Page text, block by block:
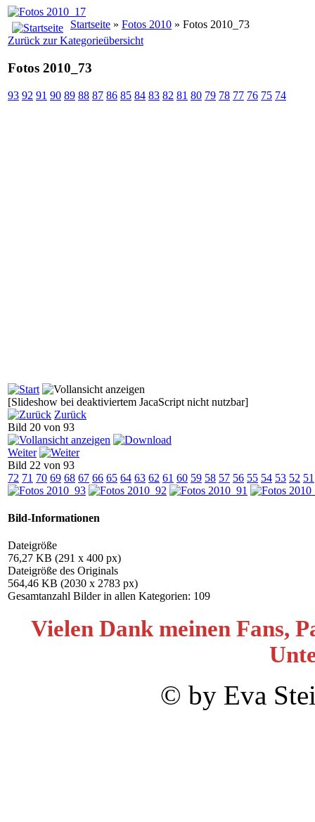
Startseite » Fotos 2010 » Fotos 2010_73
Zurück zur Kategorieübersicht
Fotos 2010_73
93 92 91 90 89 88 87 86 85 84 83 82 81 80 79 78 77 76 75 74
[Slideshow bei deaktiviertem JacaScript nicht nutzbar]
Zurück
Bild 20 von 93
Weiter
Bild 22 von 93
72 71 70 69 68 67 66 65 64 63 62 61 60 59 58 57 56 55 54 53 52 51
Bild-Informationen
Dateigröße
76,27 KB (291 x 400 px)
Dateigröße des Originals
564,46 KB (2030 x 2783 px)
Gesamtanzahl Bilder in allen Kategorien: 109
Vielen Dank meinen Fans,
© by Eva